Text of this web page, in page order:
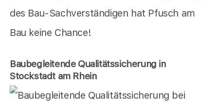
des Bau-Sachverständigen hat Pfusch am
Bau keine Chance!
Baubegleitende Qualitätssicherung in
Stockstadt am Rhein